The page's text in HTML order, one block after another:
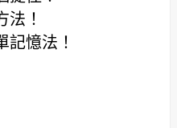
法！
記憶法！